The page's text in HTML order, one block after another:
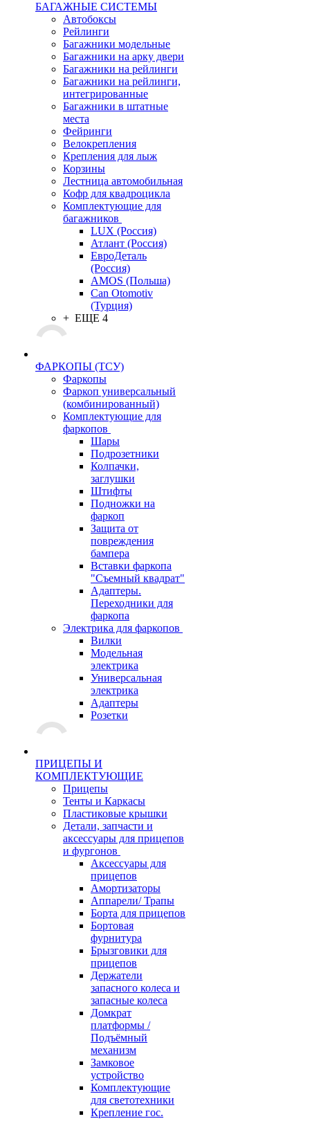
БАГАЖНЫЕ СИСТЕМЫ
Автобоксы
Рейлинги
Багажники модельные
Багажники на арку двери
Багажники на рейлинги
Багажники на рейлинги,
интегрированные
Багажники в штатные
места
Фейринги
Велокрепления
Крепления для лыж
Корзины
Лестница автомобильная
Кофр для квадроцикла
Комплектующие для
багажников
LUX (Россия)
Атлант (Россия)
ЕвроДеталь
(Россия)
AMOS (Польша)
Can Otomotiv
(Турция)
+ ЕЩЕ 4
ФАРКОПЫ (ТСУ)
Фаркопы
Фаркоп универсальный
(комбинированный)
Комплектующие для
фаркопов
Шары
Подрозетники
Колпачки,
заглушки
Штифты
Подножки на
фаркоп
Защита от
повреждения
бампера
Вставки фаркопа
"Съемный квадрат"
Адаптеры.
Переходники для
фаркопа
Электрика для фаркопов
Вилки
Модельная
электрика
Универсальная
электрика
Адаптеры
Розетки
ПРИЦЕПЫ И
КОМПЛЕКТУЮЩИЕ
Прицепы
Тенты и Каркасы
Пластиковые крышки
Детали, запчасти и
аксессуары для прицепов
и фургонов
Аксессуары для
прицепов
Амортизаторы
Аппарели/ Трапы
Борта для прицепов
Бортовая
фурнитура
Брызговики для
прицепов
Держатели
запасного колеса и
запасные колеса
Домкрат
платформы /
Подъёмный
механизм
Замковое
устройство
Комплектующие
для светотехники
Крепление гос.